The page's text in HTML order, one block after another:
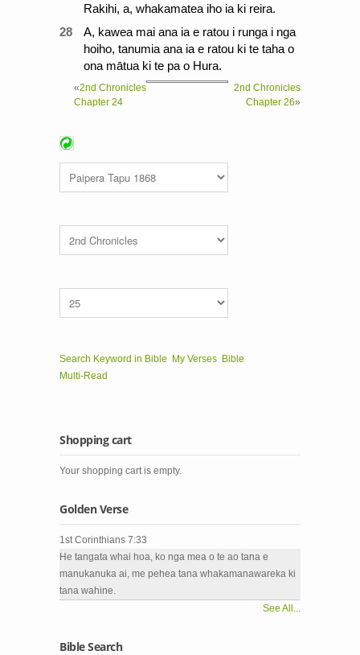
Rakihi, a, whakamatea iho ia ki reira.
28
A, kawea mai ana ia e ratou i runga i nga
hoiho, tanumia ana ia e ratou ki te taha o
ona mātua ki te pa o Hura.
«2nd Chronicles
Chapter 24
2nd Chronicles
Chapter 26»
Search Keyword in Bible My Verses Bible
Multi-Read
Shopping cart
Your shopping cart is empty.
Golden Verse
1st Corinthians 7:33
He tangata whai hoa, ko nga mea o te ao tana e
manukanuka ai, me pehea tana whakamanawareka ki
tana wahine.
See All...
Bible Search